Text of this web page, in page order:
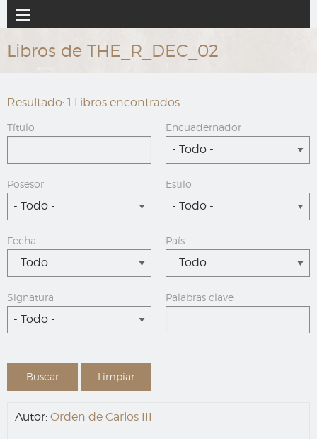
al
contenido
principal
Navegación
principal
Libros de THE_R_DEC_02
Resultado: 1 Libros encontrados.
Título Encuadernador
- Todo -
Posesor
- Todo -
Estilo
- Todo -
Fecha
- Todo -
País
- Todo -
Signatura
- Todo -
Palabras clave
Autor: Orden de Carlos III